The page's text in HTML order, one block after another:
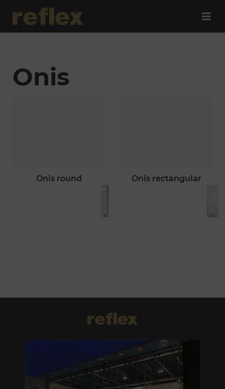
Onis
onis round onis rectangular